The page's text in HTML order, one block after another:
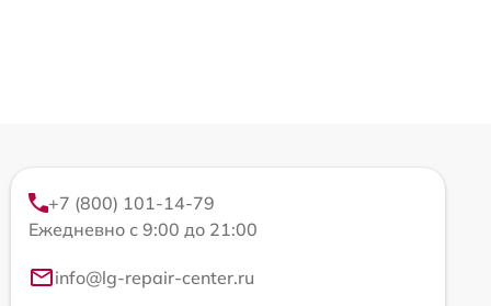
+7 (800) 101-14-79
Ежедневно с 9:00 до 21:00
info@lg-repair-center.ru